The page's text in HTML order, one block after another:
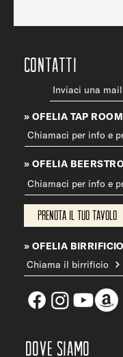
CONTATTi
Inviaci una mail
» OFELIA TAP ROOM
Chiamaci per info e
» OFELIA
Chiamaci per info e
Prenota il tuo tavolo
» OFELIA BIRRIFICIO
Chiama il birrificio
DOVE SIAMO